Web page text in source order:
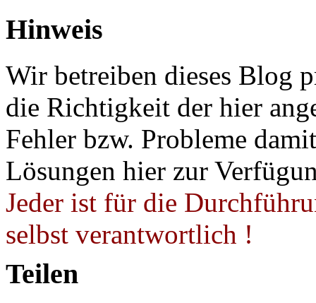
Hinweis
Wir betreiben dieses Blog
die Richtigkeit der hier
Fehler bzw. Probleme
Lösungen hier zur
Jeder ist für die
selbst verantwortlich !
Teilen